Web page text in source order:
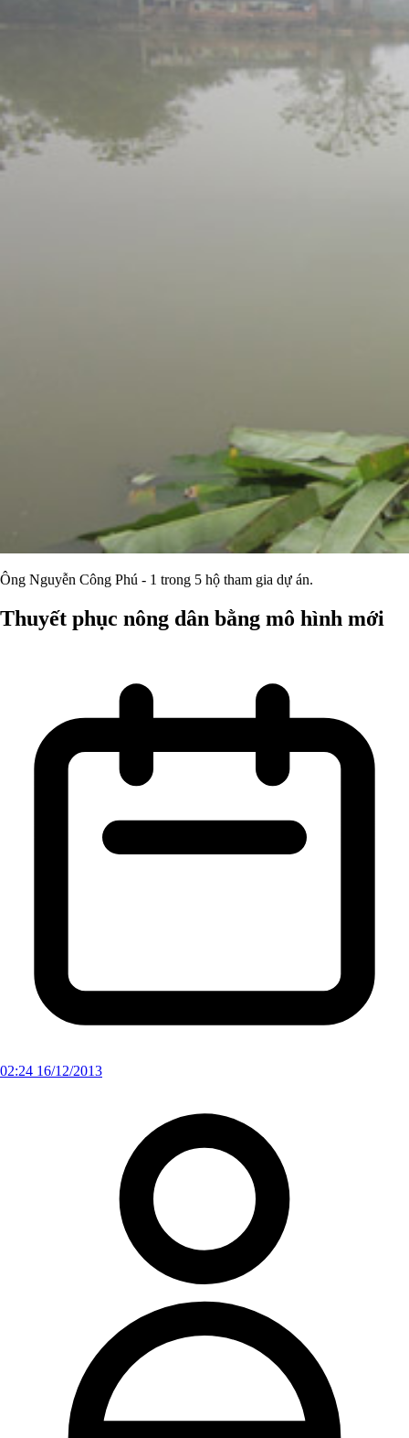
Ông Nguyễn Công Phú - 1 trong 5 hộ tham gia dự án.
Thuyết phục nông dân bằng mô hình mới
02:24 16/12/2013